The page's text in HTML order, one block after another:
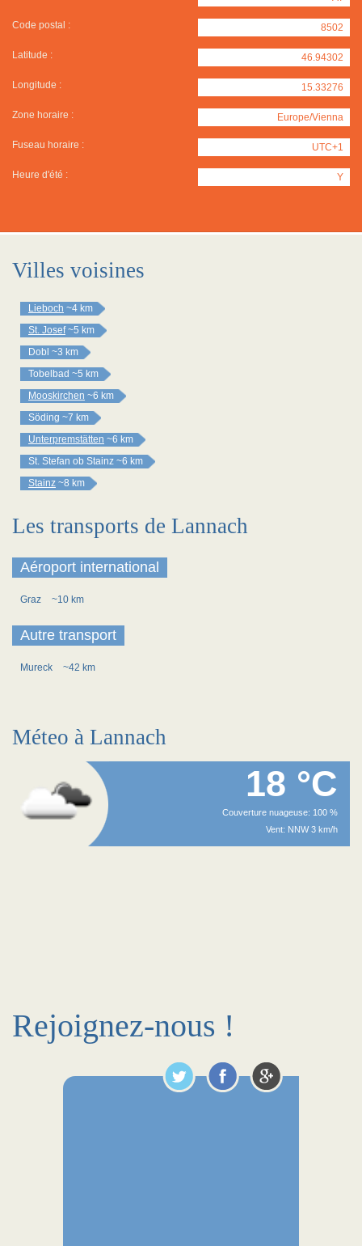
Code postal : 8502
Latitude : 46.94302
Longitude : 15.33276
Zone horaire : Europe/Vienna
Fuseau horaire : UTC+1
Heure d'été : Y
Villes voisines
Lieboch ~4 km
St. Josef ~5 km
Dobl ~3 km
Tobelbad ~5 km
Mooskirchen ~6 km
Söding ~7 km
Unterpremstätten ~6 km
St. Stefan ob Stainz ~6 km
Stainz ~8 km
Les transports de Lannach
Aéroport international
Graz ~10 km
Autre transport
Mureck ~42 km
Méteo à Lannach
18 °C
Couverture nuageuse: 100 %
Vent: NNW 3 km/h
Rejoignez-nous !